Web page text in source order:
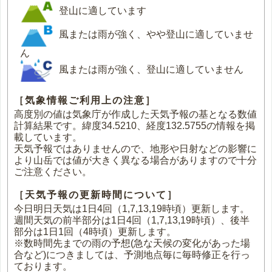
登山に適しています
風または雨が強く、やや登山に適していませ
ん
風または雨が強く、登山に適していません
［気象情報ご利用上の注意］
高度別の値は気象庁が作成した天気予報の基となる数値
計算結果です。緯度34.5210、経度132.5755の情報を掲
載しています。
天気予報ではありませんので、地形や日射などの影響に
より山岳では値が大きく異なる場合がありますので十分
ご注意ください。
［天気予報の更新時間について］
今日明日天気は1日4回（1,7,13,19時頃）更新します。
週間天気の前半部分は1日4回（1,7,13,19時頃）、後半
部分は1日1回（4時頃）更新します。
※数時間先までの雨の予想(急な天候の変化があった場
合など)につきましては、予測地点毎に毎時修正を行っ
ております。